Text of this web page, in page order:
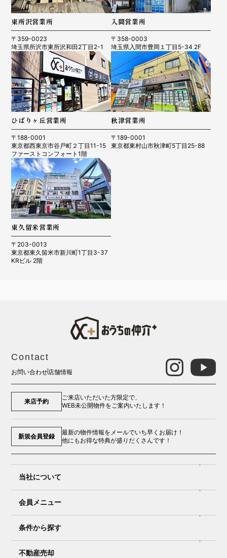
東所沢営業所
〒359-0023
埼玉県所沢市東所沢和田2丁目2-1
入間営業所
〒358-0003
埼玉県入間市豊岡１丁目5-34 2F
ひばりヶ丘営業所
〒188-0001
東京都西東京市谷戸町２丁目11-15
ファーストコンフォート1階
秋津営業所
〒189-0001
東京都東村山市秋津町5丁目25-88
東久留米営業所
〒203-0013
東京都東久留米市新川町1丁目3-37
KRビル 2階
Contact
お問い合わせ店舗情報
来店予約
ご来店いただいた方限定で、
WEB未公開物件をご案内いたします！
新規会員登録
最新の物件情報をメールでいち早くお届け！
他にもお得な特典が盛りだくさんです！
当社について
会員メニュー
条件から探す
不動産売却